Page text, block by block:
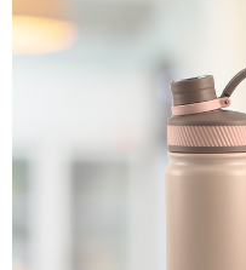
２．關於個人資料處理事宜，請瀏
https://aftee.tw/terms/#terms3
３．未成年的使用者請事先徵得
「AFTEE先享後付」，若未經同
４．使用「AFTEE先享後付」時
時審查核予不同之上限額度；若
５．嚴禁一人註冊多個帳號或使
每筆NT$100，滿NT$1,000(含
付款後7-11取貨
每筆NT$60，滿NT$490(含以
每筆NT$80，滿NT$490(含